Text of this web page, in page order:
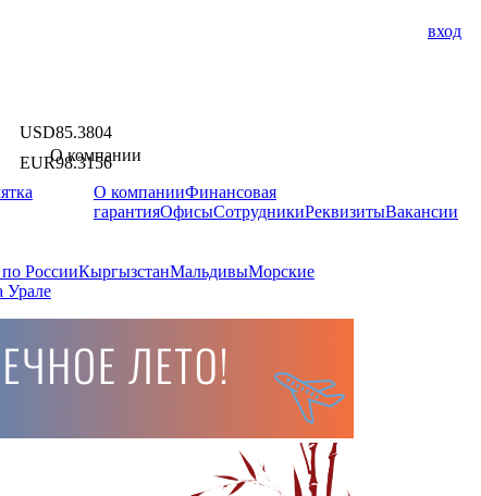
вход
USD85.3804
EUR98.3156
О компании
О компанииФинансовая
гарантияОфисыСотрудникиРеквизитыВакансии
РоссииКыргызстанМальдивыМорские
Урале